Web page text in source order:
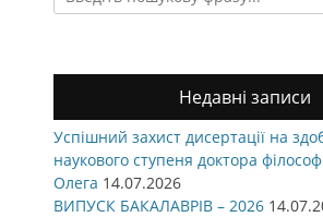
for:
Недавні записи
Успішний захист дисертації на
наукового ступеня доктора
Олега 14.07.2026
ВИПУСК БАКАЛАВРІВ – 2026